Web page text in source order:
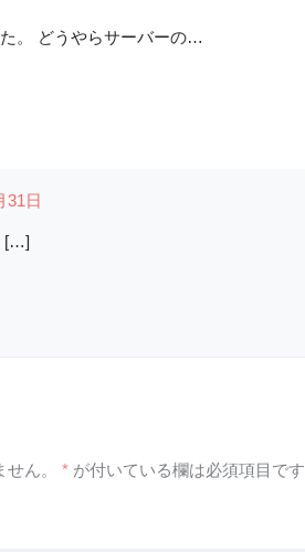
。 どうやらサーバーの…
31日
[…]
ん。 * が付いている欄は必須項目です